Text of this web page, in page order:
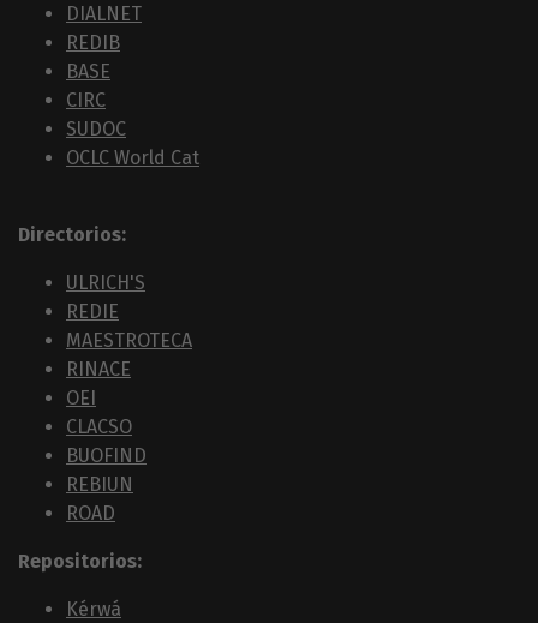
DIALNET
REDIB
BASE
CIRC
SUDOC
OCLC World Cat
Directorios:
ULRICH'S
REDIE
MAESTROTECA
RINACE
OEI
CLACSO
BUOFIND
REBIUN
ROAD
Repositorios:
Kérwá